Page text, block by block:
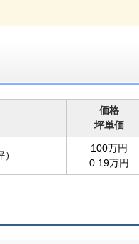
価格
坪単価
100万円
0.19万円